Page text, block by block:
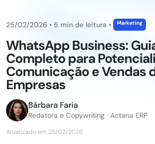
25/02/2026 • 5 min de leitura • Marketing
WhatsApp Business:
Completo para
Comunicação e Vendas
Empresas
Bárbara Faria
Redatora e Copywriting · Actana ERP
Atualizado em 25/02/2026